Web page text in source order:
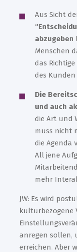
Aus Sicht
abzugeben
Menschen
das
des
Die
und auch
die Art und
muss nicht
die Agenda
All jene
mehr
JW: Es wird
kulturbezogene
anregen sollen,
erreichen. Aber